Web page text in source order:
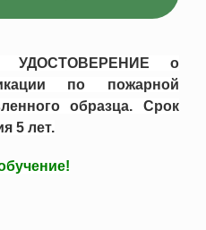
УДОСТОВЕРЕНИЕ о
по пожарной
образца. Срок
5 лет.